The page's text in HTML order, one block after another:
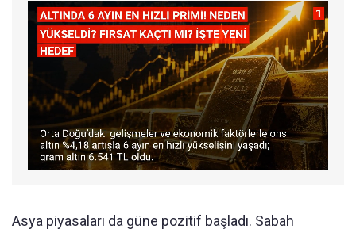
Asya piyasaları da güne pozitif başladı. Sabah